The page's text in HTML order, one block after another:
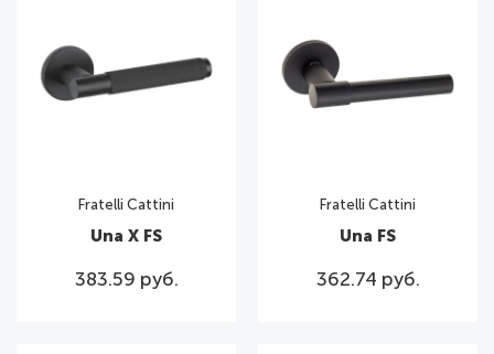
Fratelli Cattini
Una X FS
383.59 руб.
Fratelli Cattini
Una FS
362.74 руб.